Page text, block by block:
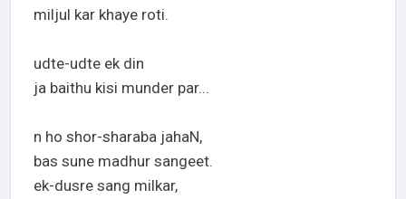
miljul kar khaye roti.
udte-udte ek din
ja baithu kisi munder par...
n ho shor-sharaba jahaN,
bas sune madhur sangeet.
ek-dusre sang milkar,